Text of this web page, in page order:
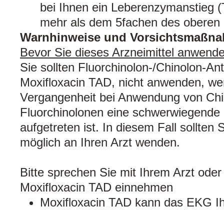
bei Ihnen ein Leberenzymanstieg
mehr als dem 5fachen des
Warnhinweise und
Bevor Sie dieses Arzneimittel
Sie sollten Fluorchinolon-/Chinolon-
Moxifloxacin TAD, nicht anwenden,
Vergangenheit bei Anwendung von
Fluorchinolonen eine
aufgetreten ist. In diesem Fall sollten
möglich an Ihren Arzt wenden.
Bitte sprechen Sie mit Ihrem Arzt
Moxifloxacin TAD einnehmen
Moxifloxacin TAD kann das EKG